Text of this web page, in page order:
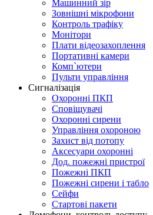
Машинний зір
Зовнішні мікрофони
Контроль трафіку
Монітори
Плати відеозахоплення
Портативні камери
Комп`ютери
Пульти управління
Сигналізація
Охоронні ПКП
Сповіщувачі
Охоронні сирени
Управління охороною
Захист від потопу
Аксесуари охоронні
Дод. пожежні пристрої
Пожежні ПКП
Пожежні сирени і табло
Сейфи
Стартові пакети